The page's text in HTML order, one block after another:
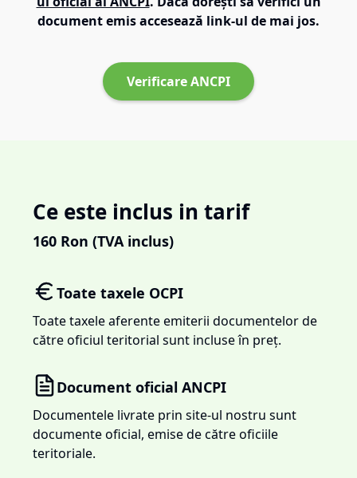
document emis accesează link-ul de mai jos.
Verificare ANCPI
Ce este inclus in tarif
160 Ron (TVA inclus)
Toate taxele OCPI
Toate taxele aferente emiterii documentelor de
către oficiul teritorial sunt incluse în preț.
Document oficial ANCPI
Documentele livrate prin site-ul nostru sunt
documente oficial, emise de către oficiile
teritoriale.